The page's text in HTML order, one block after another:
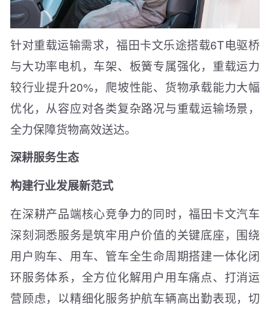
针对重载运输需求，福田卡文乐途搭载6T电驱桥
与大功率电机，车架、板簧专属强化，重载运力
较行业提升20%，爬坡性能、货物承载能力大幅
优化，从容应对各类复杂路况与重载运输场景，
全力保障货物高效送达。
深耕服务生态
构建行业发展新范式
在深耕产品端核心竞争力的同时，福田卡文汽车
深刻洞悉服务是筑牢用户价值的关键底座，围绕
用户购车、用车、管车全生命周期搭建一体化闭
环服务体系，全方位化解用户用车痛点、打消运
营顾虑，以精细化服务护航车辆高出勤表现，切